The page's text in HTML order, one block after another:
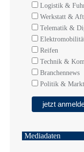
Logistik &
Werkstatt &
Telematik &
Reifen
Technik &
Branchennews
Politik & Markt
Mediadaten